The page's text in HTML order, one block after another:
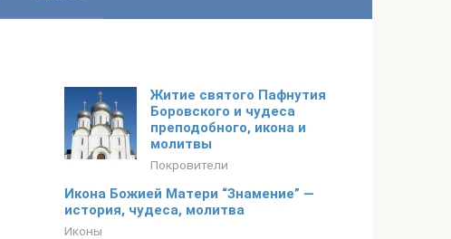
Житие святого Пафнутия
Боровского и чудеса
преподобного, икона и
молитвы
Покровители
Икона Божией Матери “Знамение” —
история, чудеса, молитва
Иконы